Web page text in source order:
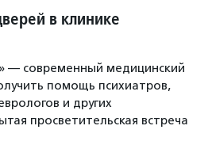
в клинике
— современный медицинский
помощь психиатров,
и других
просветительская встреча